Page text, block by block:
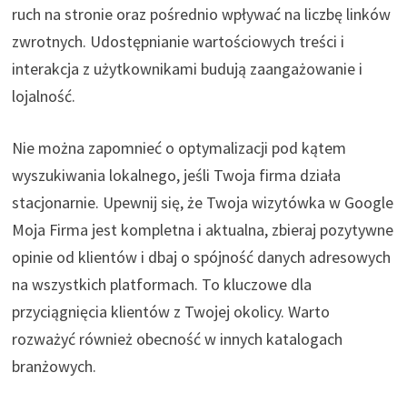
ruch na stronie oraz pośrednio wpływać na liczbę linków
zwrotnych. Udostępnianie wartościowych treści i
interakcja z użytkownikami budują zaangażowanie i
lojalność.
Nie można zapomnieć o optymalizacji pod kątem
wyszukiwania lokalnego, jeśli Twoja firma działa
stacjonarnie. Upewnij się, że Twoja wizytówka w Google
Moja Firma jest kompletna i aktualna, zbieraj pozytywne
opinie od klientów i dbaj o spójność danych adresowych
na wszystkich platformach. To kluczowe dla
przyciągnięcia klientów z Twojej okolicy. Warto
rozważyć również obecność w innych katalogach
branżowych.